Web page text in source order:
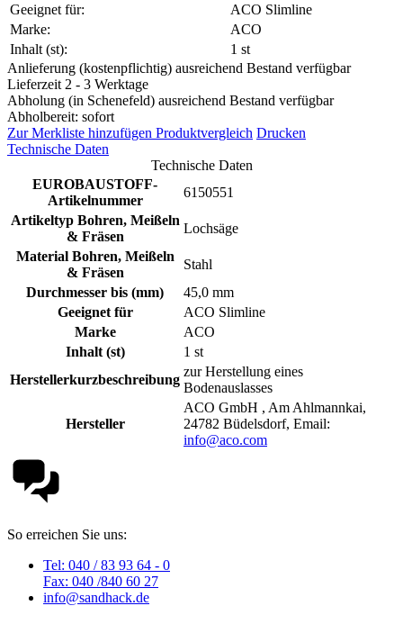
Geeignet für:
ACO Slimline
Marke:
ACO
Inhalt (st):
1 st
Anlieferung (kostenpflichtig) ausreichend Bestand verfügbar
Lieferzeit 2 - 3 Werktage
Abholung (in Schenefeld) ausreichend Bestand verfügbar
Abholbereit: sofort
Zur Merkliste hinzufügen Produktvergleich Drucken
Technische Daten
Technische Daten
EUROBAUSTOFF-
Artikelnummer
6150551
Artikeltyp Bohren, Meißeln
& Fräsen
Lochsäge
Material Bohren, Meißeln
& Fräsen
Stahl
Durchmesser bis (mm)
45,0 mm
Geeignet für
ACO Slimline
Marke
ACO
Inhalt (st)
1 st
Herstellerkurzbeschreibung
zur Herstellung eines
Bodenauslasses
Hersteller
ACO GmbH , Am Ahlmannkai,
24782 Büdelsdorf, Email:
info@aco.com
So erreichen Sie uns:
Tel: 040 / 83 93 64 - 0
Fax: 040 /840 60 27
info@sandhack.de